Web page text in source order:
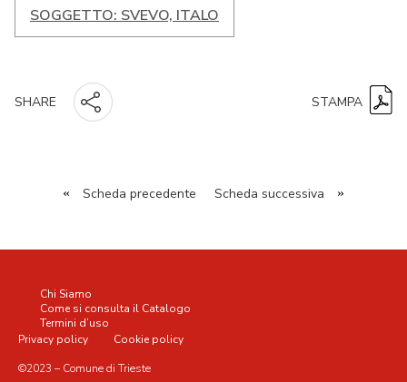
SOGGETTO: SVEVO, ITALO
SHARE STAMPA
« Scheda precedente Scheda successiva »
©2023 – Comune di Trieste
Chi Siamo
Come si consulta il Catalogo
Termini d’uso
Privacy policy
Cookie policy